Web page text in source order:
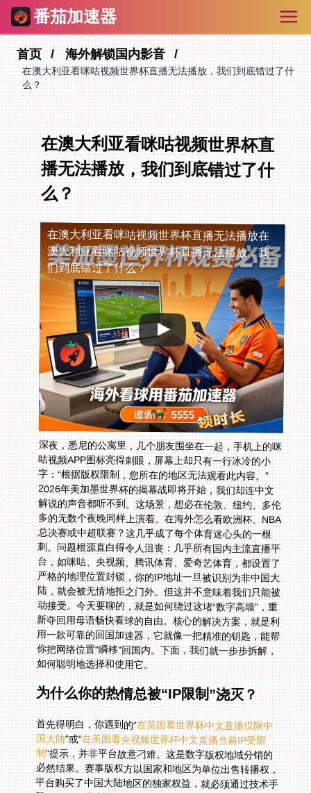
番茄加速器
首页 海外解锁国内影音
在澳大利亚看咪咕视频世界杯直播无法播放，我们到底错过了什
么？
在澳大利亚看咪咕视频世界杯直
播无法播放，我们到底错过了什
么？
在澳大利亚看咪咕视频世界杯直播无法播放在
澳大利亚看咪咕视频世界杯直播无法播放，我
们到底错过了什么？
深夜，悉尼的公寓里，几个朋友围坐在一起，手机上的咪
咕视频APP图标亮得刺眼，屏幕上却只有一行冰冷的小
字：“根据版权限制，您所在的地区无法观看此内容。”
2026年美加墨世界杯的揭幕战即将开始，我们却连中文
解说的声音都听不到。这场景，想必在伦敦、纽约、多伦
多的无数个夜晚同样上演着。在海外怎么看欧洲杯、NBA
总决赛或中超联赛？这几乎成了每个体育迷心头的一根
刺。问题根源直白得令人沮丧：几乎所有国内主流直播平
台，如咪咕、央视频、腾讯体育、爱奇艺体育，都设置了
严格的地理位置封锁，你的IP地址一旦被识别为非中国大
陆，就会被无情地拒之门外。但这并不意味着我们只能被
动接受。今天要聊的，就是如何绕过这堵“数字高墙”，重
新夺回用母语畅快看球的自由。核心的解决方案，就是利
用一款可靠的回国加速器，它就像一把精准的钥匙，能帮
你把网络位置“瞬移”回国内。下面，我们就一步步拆解，
如何聪明地选择和使用它。
为什么你的热情总被“IP限制”浇灭？
首先得明白，你遇到的“在英国看世界杯中文直播仅限中
国大陆”或“在美国看央视频世界杯中文直播当前IP受限
制”提示，并非平台故意刁难。这是数字版权地域分销的
必然结果。赛事版权方以国家和地区为单位出售转播权，
平台购买了中国大陆地区的独家权益，就必须通过技术手
段确保只有境内的用户能访问。你的海外IP地址，就是最
明显的“外来者”标签。单纯依靠VPN翻墙回国看视频，常
常会面临卡顿、掉线、画质模糊的困扰，因为普通VPN并
非为高清流媒体传输优化，线路拥挤且不稳定。你需要的
是专为“回国”场景设计的加速器，它能提供更精准、更流